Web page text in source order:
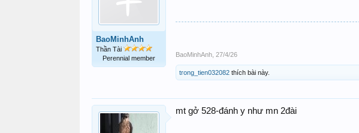
BaoMinhAnh
Thần Tài
Perennial member
BaoMinhAnh 27/4/26
trong_tien032082 thích bài này.
mt gở 528-đánh y như mn 2đài